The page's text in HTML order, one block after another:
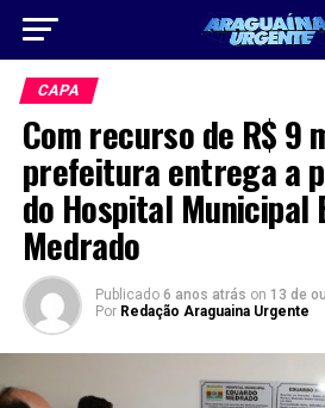
CAPA
Com recurso de R$ 9
prefeitura entrega a
do Hospital Municipal
Medrado
Publicado 6 anos atrás on 13 de
Por Redação Araguaina Urgente